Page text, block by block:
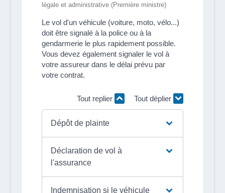
légale et administrative (Première ministre)
Le vol d'un véhicule (voiture, moto, vélo...)
doit être signalé à la police ou à la
gendarmerie le plus rapidement possible.
Vous devez également signaler le vol à
votre assureur dans le délai prévu par
votre contrat.
Tout replier Tout déplier
Dépôt de plainte
Déclaration de vol à
l'assurance
Indemnisation si le véhicule